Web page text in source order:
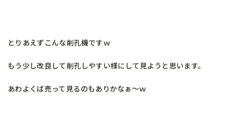
とりあえずこんな削孔機ですｗ
もう少し改良して削孔しやすい様にして見ようと思います。
あわよくば売って見るのもありかなぁ～ｗ